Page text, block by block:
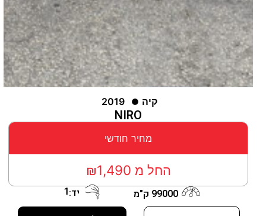
קיה 2019
NIRO
מחיר חודשי
החל מ ₪1,490
99000 ק"מ יד:1